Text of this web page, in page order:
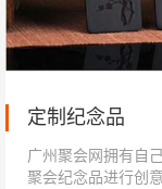
定制纪念品
广州聚会网拥有自
聚会纪念品进行创